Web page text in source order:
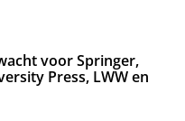
voor Springer,
Press, LWW en